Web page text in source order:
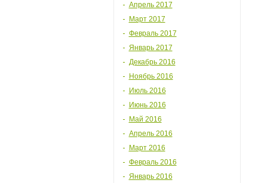
Апрель 2017
Март 2017
Февраль 2017
Январь 2017
Декабрь 2016
Ноябрь 2016
Июль 2016
Июнь 2016
Май 2016
Апрель 2016
Март 2016
Февраль 2016
Январь 2016